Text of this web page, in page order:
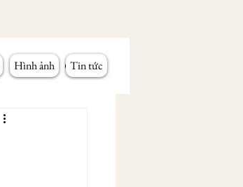
Hình ảnh Tin tức